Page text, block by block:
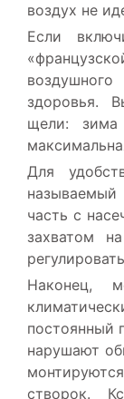
воздух не
Если
здоровья.
щели:
Для
называемый
часть с
захватом
Наконец,
постоянный
нарушают
створок.